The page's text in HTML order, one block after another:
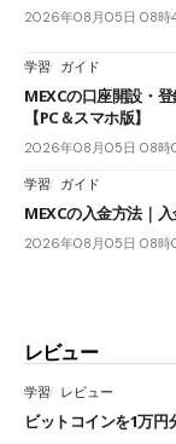
2026年08月05日 08時
学習 ガイド
MEXCの口座開設・
【PC＆スマホ版】
2026年08月05日 08時
学習 ガイド
MEXCの入金方法｜
2026年08月05日 08時
レビュー
学習 レビュー
ビットコインを1万